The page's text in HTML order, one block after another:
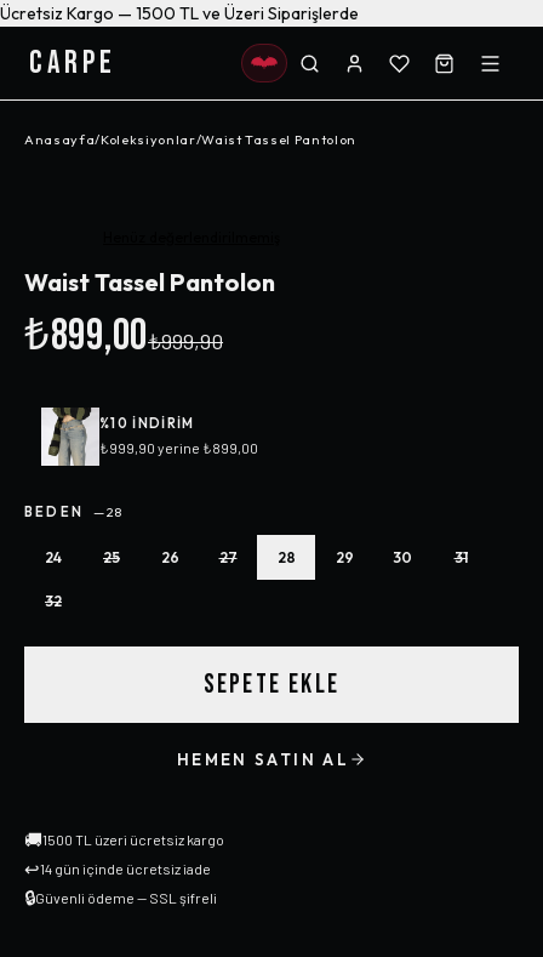
Ücretsiz Kargo — 1500 TL ve Üzeri Siparişlerde
CARPE
Anasayfa/Koleksiyonlar/Waist Tassel Pantolon
Waist Tassel Pantolon
₺899,00₺999,90
%10 INDIRIM
₺999,90 yerine ₺899,00
BEDEN —28
24 25 26 27 28 29 30 31
32
SEPETE EKLE
HEMEN SATIN AL
🚚1500 TL üzeri ücretsiz kargo
↩14 gün içinde ücretsiz iade
🔒Güvenli ödeme — SSL şifreli